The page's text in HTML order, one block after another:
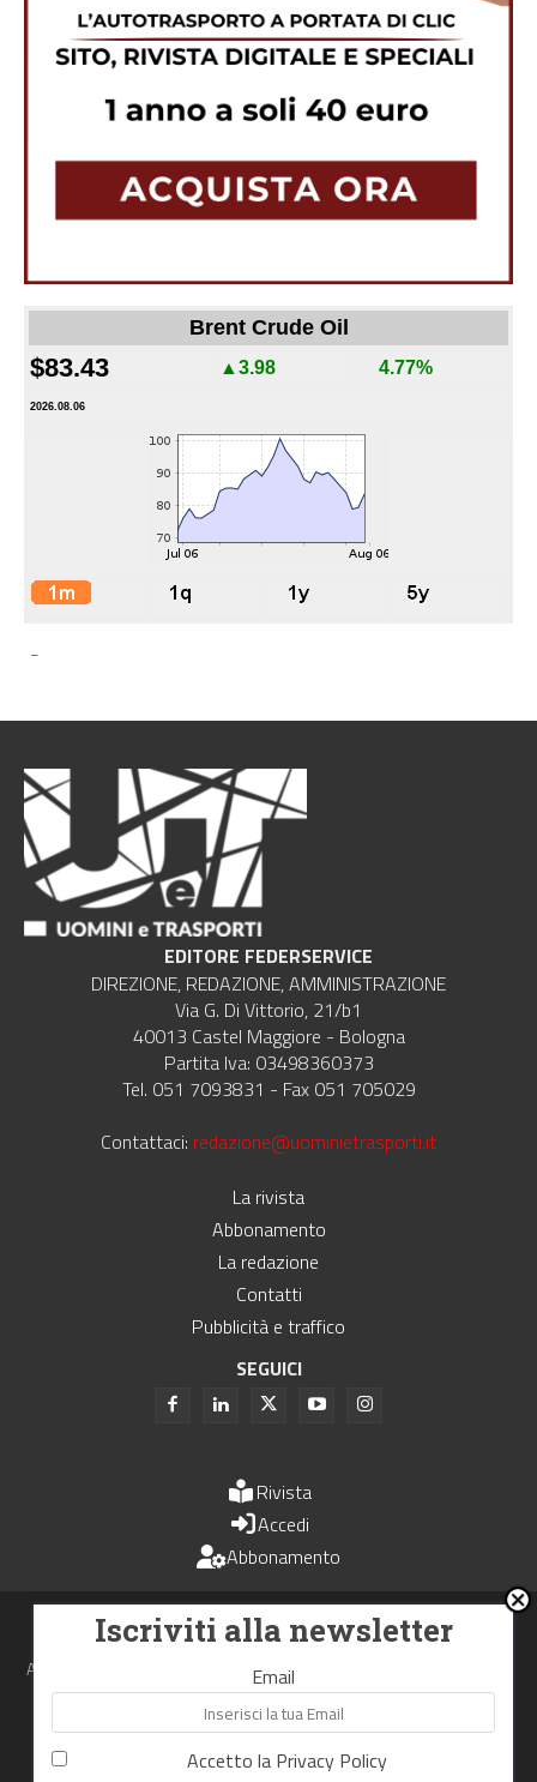
Brent Crude Oil
$83.43 ▲3.98 4.77%
2026.08.06
-
EDITORE FEDERSERVICE
DIREZIONE, REDAZIONE, AMMINISTRAZIONE
Via G. Di Vittorio, 21/b1
40013 Castel Maggiore - Bologna
Partita Iva: 03498360373
Tel. 051 7093831 - Fax 051 705029
Contattaci: redazione@uominietrasporti.it
La rivista
Abbonamento
La redazione
Contatti
Pubblicità e traffico
SEGUICI
Rivista
Accedi
Abbonamento
Uomini e Trasporti è un periodico associato all'Unione Stampa
Periodica Italiana - USPI
Autorizzazione del Tribunale di Bologna N.4993 del 15 giugno 1982
Webdesign made inNowhere
RIPRODUZIONE RISERVATA Privacy Policy Cookie Policy
Iscriviti alla newsletter
Email
Accetto la Privacy Policy